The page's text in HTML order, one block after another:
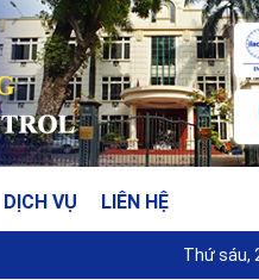
DỊCH VỤ LIÊN HỆ
Thứ sáu,